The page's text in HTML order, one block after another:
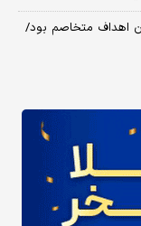
اهداف متخاصم بود/